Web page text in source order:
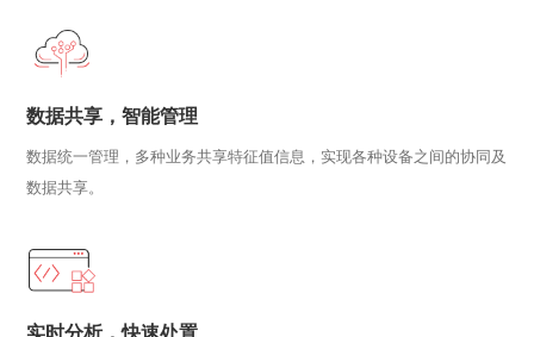
数据共享，智能管理
数据统一管理，多种业务共享特征值信息，实现各种设备之间的协同及
数据共享。